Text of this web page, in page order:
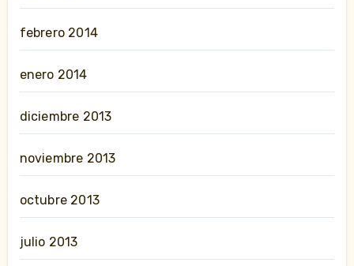
febrero 2014
enero 2014
diciembre 2013
noviembre 2013
octubre 2013
julio 2013